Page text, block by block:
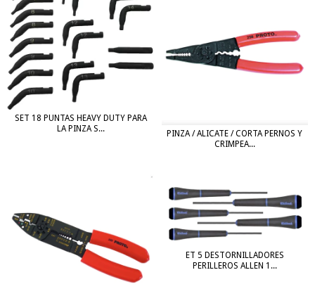
SET 18 PUNTAS HEAVY DUTY PARA
LA PINZA S...
PINZA / ALICATE / CORTA PERNOS Y
CRIMPEA...
ET 5 DESTORNILLADORES
PERILLEROS ALLEN 1...